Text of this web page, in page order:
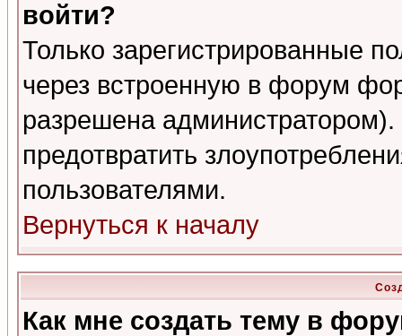
войти?
Только зарегистрированные
через встроенную в форум
разрешена
предотвратить
пользователями.
Вернуться к началу
Как мне создать тему в